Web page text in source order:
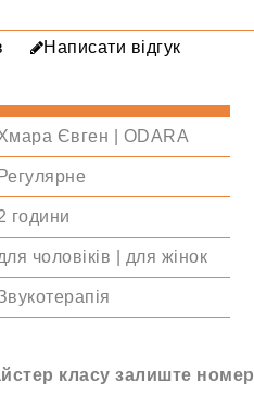
Написати відгук
Євген | ODARA
Регулярне
години
чоловіків | для жінок
класу залиште номер